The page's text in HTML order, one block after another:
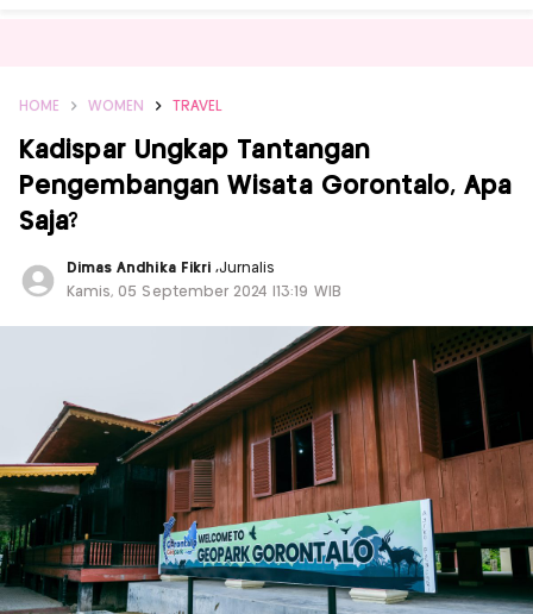
HOME WOMEN TRAVEL
Kadispar Ungkap Tantangan
Pengembangan Wisata Gorontalo, Apa
Saja?
Dimas Andhika Fikri ,Jurnalis
Kamis, 05 September 2024 |13:19 WIB